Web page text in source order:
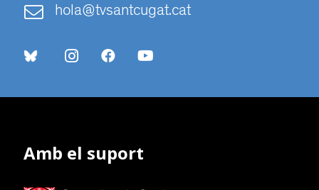
hola@tvsantcugat.cat
Amb el suport